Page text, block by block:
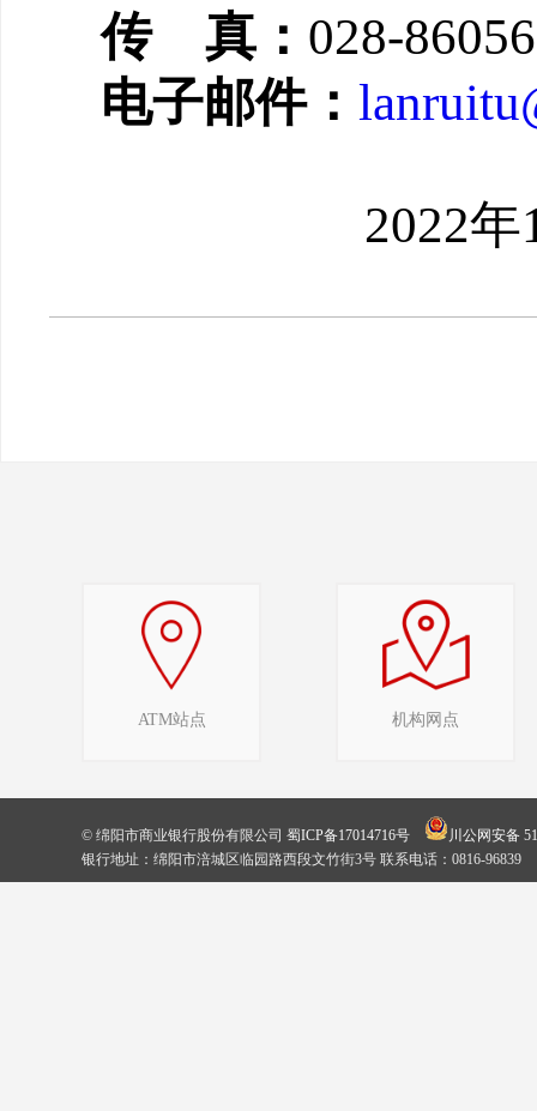
传 真： 028-
电子邮件：
2022年
ATM站点 机构网点
© 绵阳市商业银行股份有限公司 蜀ICP备17014716号
川公网安备
银行地址：绵阳市涪城区临园路西段文竹街3号 联系电话：0816-96839